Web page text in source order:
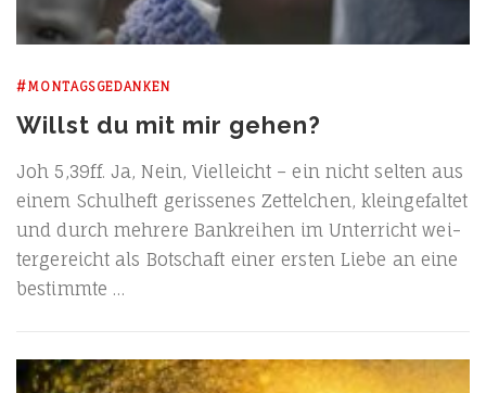
#MONTAGSGEDANKEN
Willst du mit mir gehen?
Joh 5,39ff. Ja, Nein, Viel­leicht – ein nicht sel­ten aus
einem Schul­heft geris­se­nes Zet­tel­chen, klein­ge­fal­tet
und durch meh­re­re Bank­rei­hen im Unter­richt wei­
ter­ge­reicht als Bot­schaft einer ers­ten Lie­be an eine
bestimmte …